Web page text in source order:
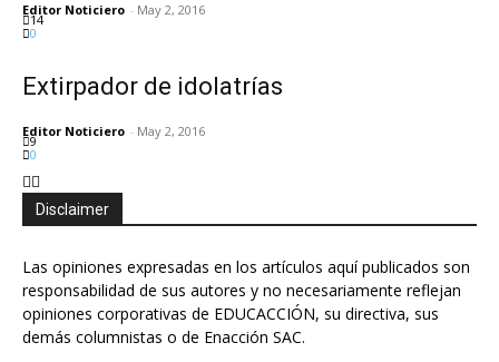
Editor Noticiero - May 2, 2016
14
0
Extirpador de idolatrías
Editor Noticiero - May 2, 2016
9
0
Disclaimer
Las opiniones expresadas en los artículos aquí publicados son
responsabilidad de sus autores y no necesariamente reflejan
opiniones corporativas de EDUCACCIÓN, su directiva, sus
demás columnistas o de Enacción SAC.